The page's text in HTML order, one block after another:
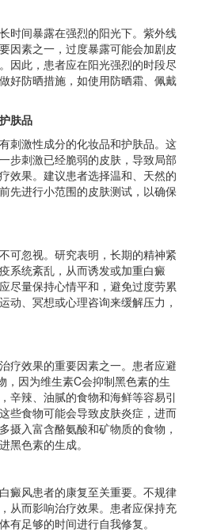
间暴露在强烈的阳光下。紫外线
因素之一，过度暴露可能会加剧皮
因此，患者应在阳光强烈的时段尽
好防晒措施，如使用防晒霜、佩戴
肤品
激性成分的化妆品和护肤品。这
步刺激已经脆弱的皮肤，导致局部
效果。建议患者选择温和、天然的
先进行小范围的皮肤测试，以确保
忽视。研究表明，长期的精神紧
系统紊乱，从而诱发或加重白癜
尽量保持心情平和，避免过度劳累
动、冥想或心理咨询来缓解压力，
效果的重要因素之一。患者应避
，因为维生素C会抑制黑色素的生
辛辣、油腻的食物和海鲜等容易引
些食物可能会导致皮肤炎症，进而
摄入富含酪氨酸和矿物质的食物，
黑色素的生成。
风患者的康复至关重要。不规律
从而影响治疗效果。患者应保持充
有足够的时间进行自我修复。